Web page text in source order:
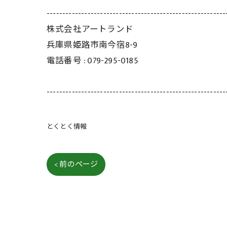
株式会社アートランド
兵庫県姫路市南今宿8-9
電話番号 :079-295-0185
とくとく情報
< 前のページ